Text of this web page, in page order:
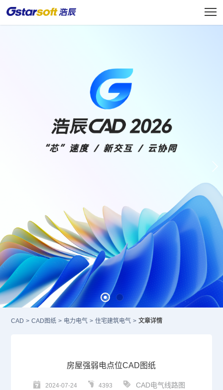
CAD > CAD图纸 > 电力电气 > 住宅建筑电气 > 文章详情
房屋强弱电点位CAD图纸
2024-07-24 4393 CAD电气线路图